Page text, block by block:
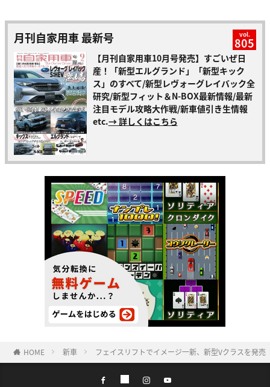
月刊自家用車 最新号 vol.
805
【月刊自家用車10月号発売】すごいぜ日
産！「新型エルグランド」「新型キック
ス」のすべて/新型レヴォーグレイバック全
研究/新型フィット＆N-BOX最新情報/最新
注目モデル攻略大作戦/新車値引き生情報
etc.→ 詳しくはこちら
HOME 新車 フェイスリフトでイメージ一新、新型Vクラスを発売